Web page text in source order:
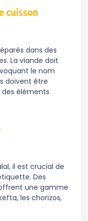
cuisson
dans des
La viande doit
le nom
doivent être
éléments
il est crucial de
Des
une gamme
les chorizos,